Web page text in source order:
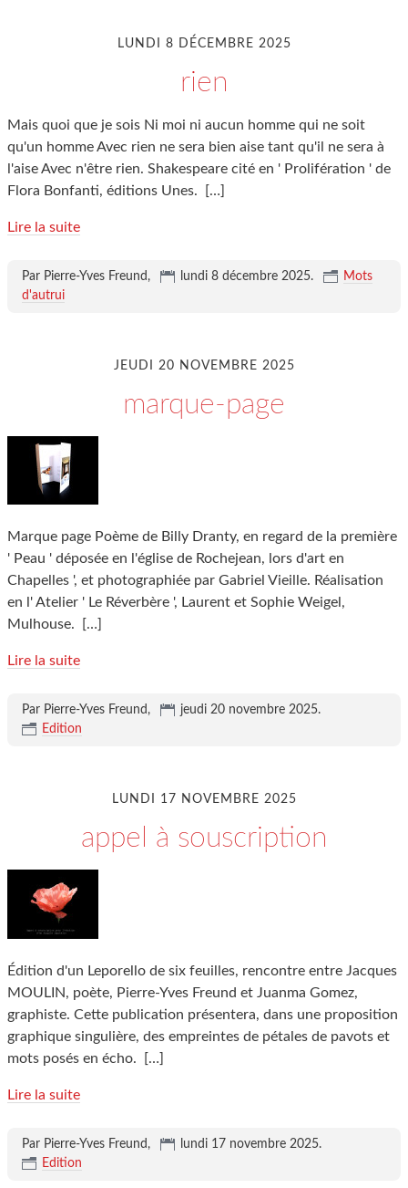
LUNDI 8 DÉCEMBRE 2025
rien
Mais quoi que je sois Ni moi ni aucun homme qui ne soit
qu'un homme Avec rien ne sera bien aise tant qu'il ne sera à
l'aise Avec n'être rien. Shakespeare cité en ' Prolifération ' de
Flora Bonfanti, éditions Unes.
[…]
Lire la suite
Par Pierre-Yves Freund, lundi 8 décembre 2025.
Mots
d'autrui
JEUDI 20 NOVEMBRE 2025
marque-page
Marque page Poème de Billy Dranty, en regard de la première
' Peau ' déposée en l'église de Rochejean, lors d'art en
Chapelles ', et photographiée par Gabriel Vieille. Réalisation
en l' Atelier ' Le Réverbère ', Laurent et Sophie Weigel,
Mulhouse.
[…]
Lire la suite
Par Pierre-Yves Freund, jeudi 20 novembre 2025.
Edition
LUNDI 17 NOVEMBRE 2025
appel à souscription
Édition d'un Leporello de six feuilles, rencontre entre Jacques
MOULIN, poète, Pierre-Yves Freund et Juanma Gomez,
graphiste. Cette publication présentera, dans une proposition
graphique singulière, des empreintes de pétales de pavots et
mots posés en écho.
[…]
Lire la suite
Par Pierre-Yves Freund, lundi 17 novembre 2025.
Edition